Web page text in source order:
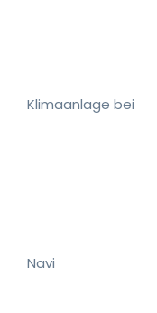
Klimaanlage bei
Navi